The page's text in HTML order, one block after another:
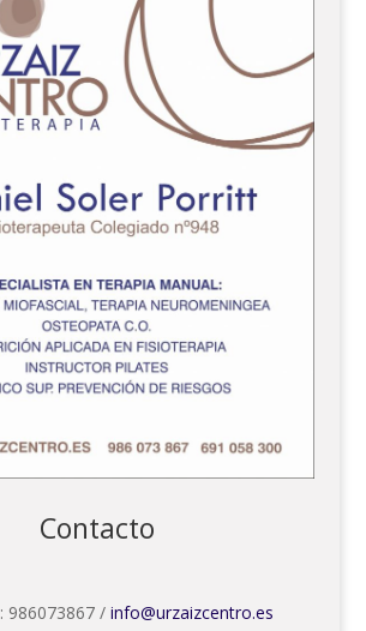
Contacto
: 986073867 /info@urzaizcentro.es